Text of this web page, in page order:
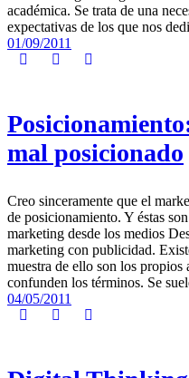
académica. Se trata de una
expectativas de los que nos
01/09/2011
mal posicionado
Creo sinceramente que el
de posicionamiento. Y éstas
marketing desde los medios
marketing con publicidad.
muestra de ello son los
confunden los términos. Se
04/05/2011